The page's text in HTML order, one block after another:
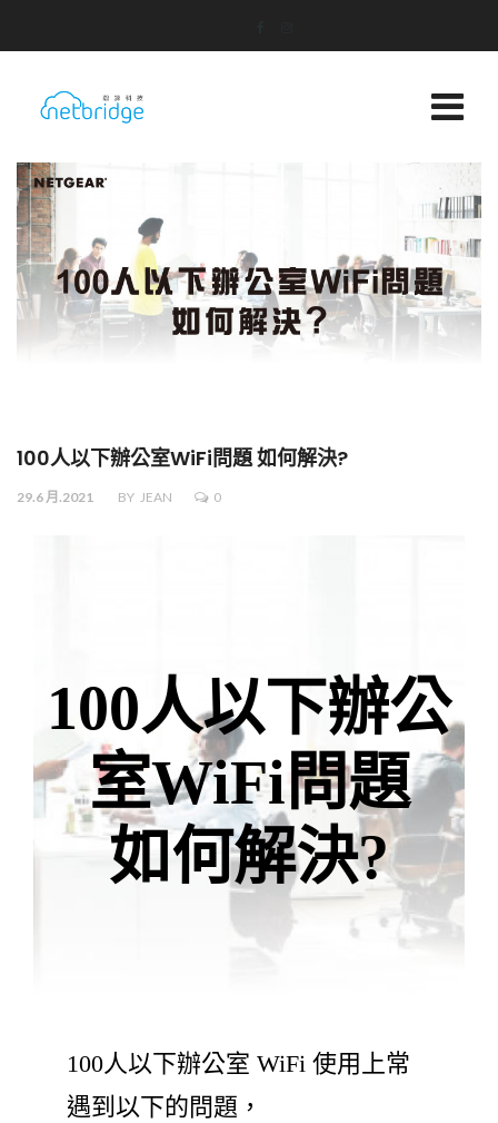
100人以下辦公室WiFi問題 如何解決?
29.6 月.2021 BY JEAN 0
100人以下辦公
室WiFi問題
如何解決?
100人以下辦公室 WiFi 使用上常
遇到以下的問題，